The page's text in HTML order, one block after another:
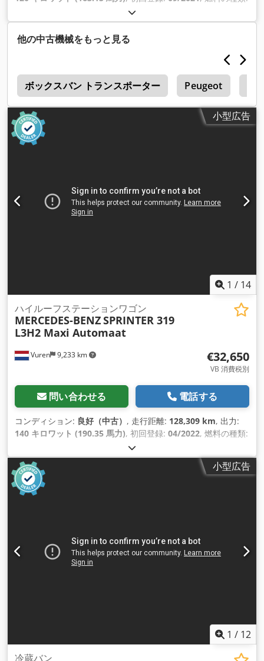
195/75R16
イールベース:4,320 mm, 燃料:ディーゼル, 色:白色, 運転席:
デイキャブ, 変速方式:オートマチック
スペンション:
, 座席数:
2,200 mm,
荷室高:2,200 mm, 製造年:2021, 装備:ABS（アンチロック・
ブレーキ・システム）, エアコン, クルーズコントロール, セン
トラルロック, トラクションコントロール, ナビゲーションシス
テム, ブルートゥース, 電動ウィンドウ調節, 電動ミラー,
他の中古機械をもっと見る
ボックスバン トランスポーター Peugeot
小型広告
1 / 14
Vuren 9,233 km
ハイルーフステーションワゴン
MERCEDES-BENZSPRINTER 319
L3H2 Maxi Automaat
€32,650
VB 消費税別
問い合わせる 電話する
コンディション: 良好（中古） , 走行距離: 128,309 km, 出力:
140 キロワット (190.35 馬力), 初回登録: 04/2022, 燃料の種類:
235/65R16
イールベース:4,330 mm, 燃料:ディーゼル, 色:白色, 運転席:
デイキャブ
, 排出クラス: ユーロ6, サ
スペンション:
mm, 全高:
ブルートゥース, 電動ウィンドウ調節, 電動ミラー,
小型広告
1 / 12
冷蔵バン